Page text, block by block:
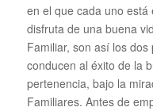
en el que cada uno está
disfruta de una buena
Familiar, son así los
conducen al éxito de la
pertenencia, bajo la
Familiares. Antes de